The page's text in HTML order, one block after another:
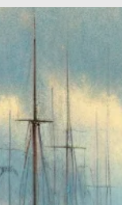
morskich